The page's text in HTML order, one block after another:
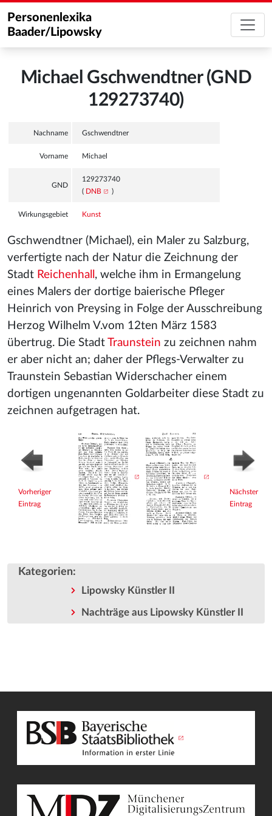
Personenlexika
Baader/Lipowsky
Michael Gschwendtner (GND
129273740)
Nachname Gschwendtner
Vorname Michael
GND
129273740
( DNB )
Wirkungsgebiet Kunst
Gschwendtner (Michael), ein Maler zu Salzburg,
verfertigte nach der Natur die Zeichnung der
Stadt Reichenhall , welche ihm in Ermangelung
eines Malers der dortige baierische Pfleger
Heinrich von Preysing in Folge der Ausschreibung
Herzog Wilhelm V.vom 12ten März 1583
übertrug. Die Stadt Traunstein zu zeichnen nahm
er aber nicht an; daher der Pflegs-Verwalter zu
Traunstein Sebastian Widerschacher einem
dortigen ungenannten Goldarbeiter diese Stadt zu
zeichnen aufgetragen hat.
Vorheriger
Eintrag
Nächster
Eintrag
Kategorien:
Lipowsky Künstler II
Nachträge aus Lipowsky Künstler II